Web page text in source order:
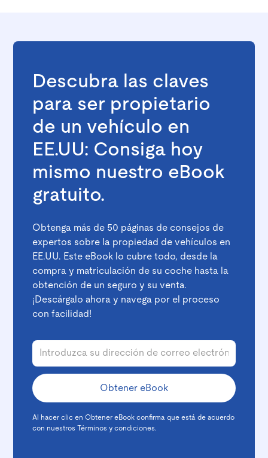
Descubra las claves
para ser propietario
de un vehículo en
EE.UU: Consiga hoy
mismo nuestro eBook
gratuito.
Obtenga más de 50 páginas de consejos de
expertos sobre la propiedad de vehículos en
EE.UU. Este eBook lo cubre todo, desde la
compra y matriculación de su coche hasta la
obtención de un seguro y su venta.
¡Descárgalo ahora y navega por el proceso
con facilidad!
Al hacer clic en Obtener eBook confirma que está de acuerdo
con nuestrosTérminos y condiciones.